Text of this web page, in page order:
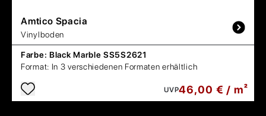
Amtico Spacia
Vinylboden
Farbe: Black Marble SS5S2621
Format: In 3 verschiedenen Formaten erhältlich
UVP46,00 € / m²